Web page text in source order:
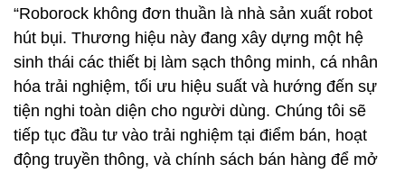
“Roborock không đơn thuần là nhà sản xuất robot
hút bụi. Thương hiệu này đang xây dựng một hệ
sinh thái các thiết bị làm sạch thông minh, cá nhân
hóa trải nghiệm, tối ưu hiệu suất và hướng đến sự
tiện nghi toàn diện cho người dùng. Chúng tôi sẽ
tiếp tục đầu tư vào trải nghiệm tại điểm bán, hoạt
động truyền thông, và chính sách bán hàng để mở